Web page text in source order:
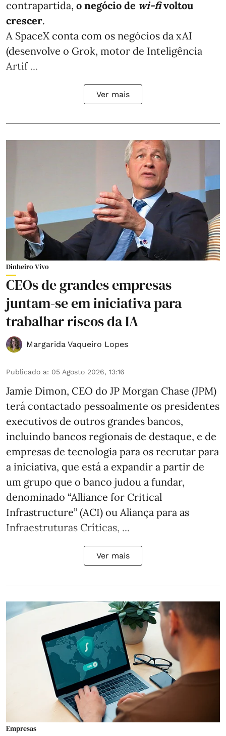
contrapartida, o negócio de wi-fivoltou
crescer.
A SpaceX conta com os negócios da xAI
(desenvolve o Grok, motor de Inteligência
Artif ...
Ver mais
Dinheiro Vivo
CEOs de grandes empresas
juntam-se em iniciativa para
trabalhar riscos da IA
Margarida Vaqueiro Lopes
Publicado a: 05 Agosto 2026, 13:16
Jamie Dimon, CEO do JP Morgan Chase (JPM)
terá contactado pessoalmente os presidentes
executivos de outros grandes bancos,
incluindo bancos regionais de destaque, e de
empresas de tecnologia para os recrutar para
a iniciativa, que está a expandir a partir de
um grupo que o banco judou a fundar,
denominado “Alliance for Critical
Infrastructure” (ACI) ou Aliança para as
Infraestruturas Críticas, ...
Ver mais
Empresas